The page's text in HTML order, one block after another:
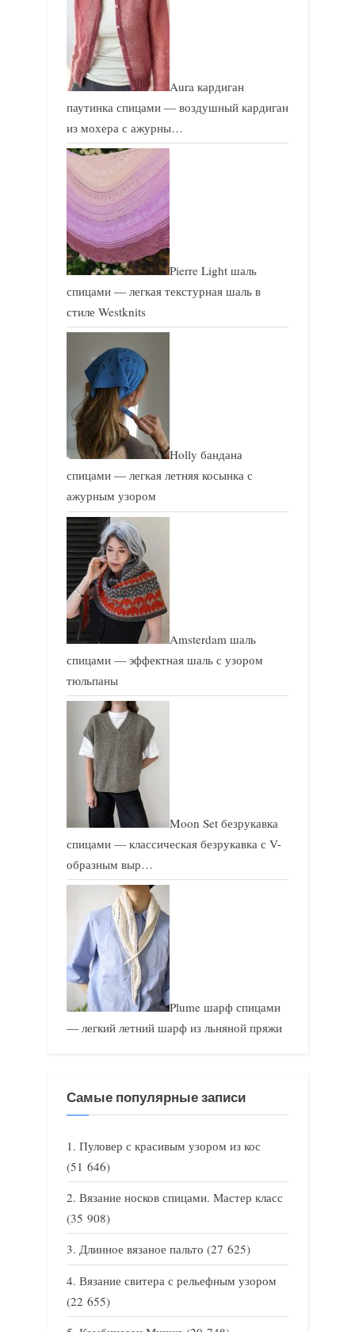
Aura кардиган
паутинка спицами — воздушный кардиган
из мохера с ажурны…
Pierre Light шаль
спицами — легкая текстурная шаль в
стиле Westknits
Holly бандана
спицами — легкая летняя косынка с
ажурным узором
Amsterdam шаль
спицами — эффектная шаль с узором
тюльпаны
Moon Set безрукавка
спицами — классическая безрукавка с V-
образным выр…
Plume шарф спицами
— легкий летний шарф из льняной пряжи
Самые популярные записи
Пуловер с красивым узором из кос
(51 646)
Вязание носков спицами. Мастер класс
(35 908)
Длинное вязаное пальто (27 625)
Вязание свитера с рельефным узором
(22 655)